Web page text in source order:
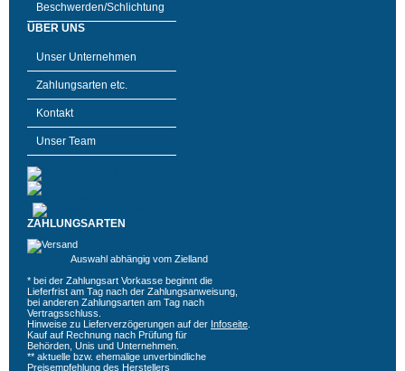
Beschwerden/Schlichtung
ÜBER UNS
Unser Unternehmen
Zahlungsarten etc.
Kontakt
Unser Team
ZAHLUNGSARTEN
Auswahl abhängig vom Zielland
* bei der Zahlungsart Vorkasse beginnt die
Lieferfrist am Tag nach der Zahlungsanweisung,
bei anderen Zahlungsarten am Tag nach
Vertragsschluss.
Hinweise zu Lieferverzögerungen auf der Infoseite
Kauf auf Rechnung nach Prüfung für
Behörden, Unis und Unternehmen.
** aktuelle bzw. ehemalige unverbindliche
Preisempfehlung des Herstellers